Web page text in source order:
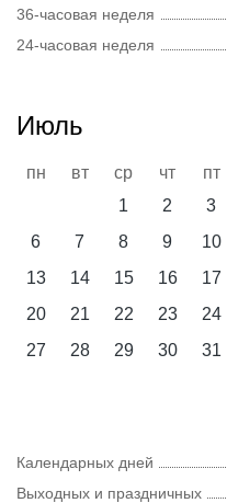
36-часовая неделя
24-часовая неделя
Июль
пн вт ср чт пт
1
2 3
6
7 8 9 10
13
14 15 16 17
20
21 22 23 24
27
28 29 30 31
Календарных дней
Выходных и праздничных